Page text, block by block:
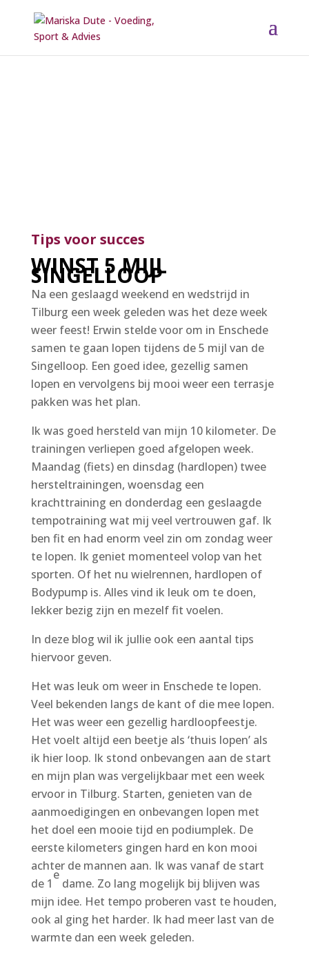
Tips voor succes
WINST 5 MIJL
SINGELLOOP
Na een geslaagd weekend en wedstrijd in
Tilburg een week geleden was het deze week
weer feest! Erwin stelde voor om in Enschede
samen te gaan lopen tijdens de 5 mijl van de
Singelloop. Een goed idee, gezellig samen
lopen en vervolgens bij mooi weer een terrasje
pakken was het plan.
Ik was goed hersteld van mijn 10 kilometer. De
trainingen verliepen goed afgelopen week.
Maandag (fiets) en dinsdag (hardlopen) twee
hersteltrainingen, woensdag een
krachttraining en donderdag een geslaagde
tempotraining wat mij veel vertrouwen gaf. Ik
ben fit en had enorm veel zin om zondag weer
te lopen. Ik geniet momenteel volop van het
sporten. Of het nu wielrennen, hardlopen of
Bodypump is. Alles vind ik leuk om te doen,
lekker bezig zijn en mezelf fit voelen.
In deze blog wil ik jullie ook een aantal tips
hiervoor geven.
Het was leuk om weer in Enschede te lopen.
Veel bekenden langs de kant of die mee lopen.
Het was weer een gezellig hardloopfeestje.
Het voelt altijd een beetje als ‘thuis lopen’ als
ik hier loop. Ik stond onbevangen aan de start
en mijn plan was vergelijkbaar met een week
ervoor in Tilburg. Starten, genieten van de
aanmoedigingen en onbevangen lopen met
het doel een mooie tijd en podiumplek. De
eerste kilometers gingen hard en kon mooi
achter de mannen aan. Ik was vanaf de start
de 1
e
dame. Zo lang mogelijk bij blijven was
mijn idee. Het tempo proberen vast te houden,
ook al ging het harder. Ik had meer last van de
warmte dan een week geleden.